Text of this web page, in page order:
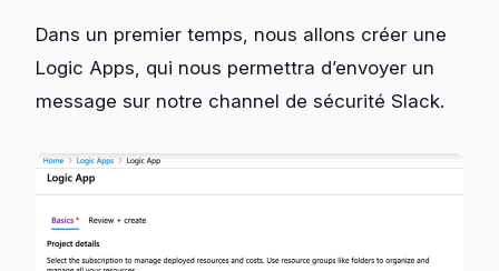
Dans un premier temps, nous allons créer une
Logic Apps, qui nous permettra d’envoyer un
message sur notre channel de sécurité Slack.